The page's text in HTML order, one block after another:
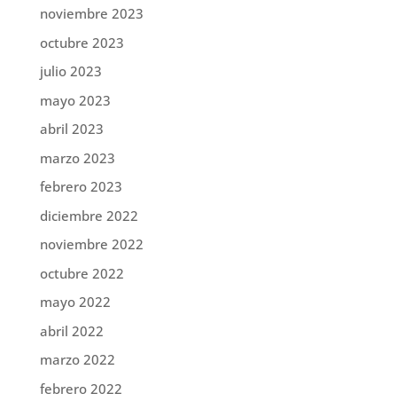
noviembre 2023
octubre 2023
julio 2023
mayo 2023
abril 2023
marzo 2023
febrero 2023
diciembre 2022
noviembre 2022
octubre 2022
mayo 2022
abril 2022
marzo 2022
febrero 2022